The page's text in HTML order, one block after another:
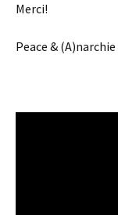
Merci!
Peace & (A)narchie